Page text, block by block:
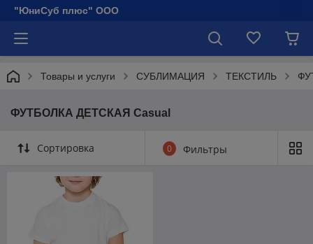
"ЮниСуб плюс" ООО
Товары и услуги СУБЛИМАЦИЯ ТЕКСТИЛЬ
ФУТБОЛКА ДЕТСКАЯ Сasual
Сортировка 0 Фильтры